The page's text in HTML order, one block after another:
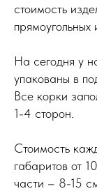
стоимость
прямоугольных
На сегодня у
упакованы в
Все корки
1-4 сторон.
Стоимость
габаритов от
части – 8-15